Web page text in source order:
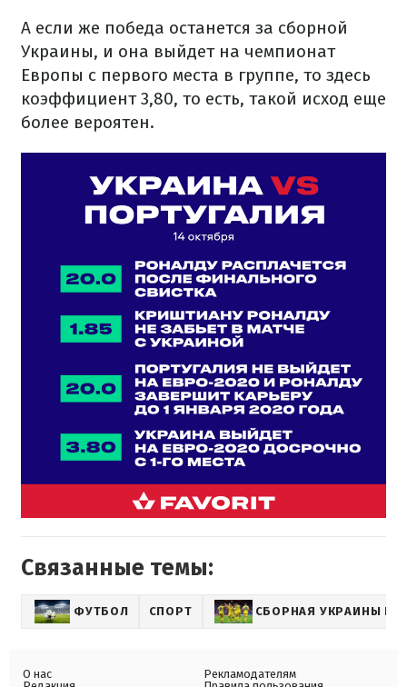
А если же победа останется за сборной
Украины, и она выйдет на чемпионат
Европы с первого места в группе, то здесь
коэффициент 3,80, то есть, такой исход еще
более вероятен.
Связанные темы:
ФУТБОЛ СПОРТ СБОРНАЯ УКРАИНЫ
О нас
Рекламодателям